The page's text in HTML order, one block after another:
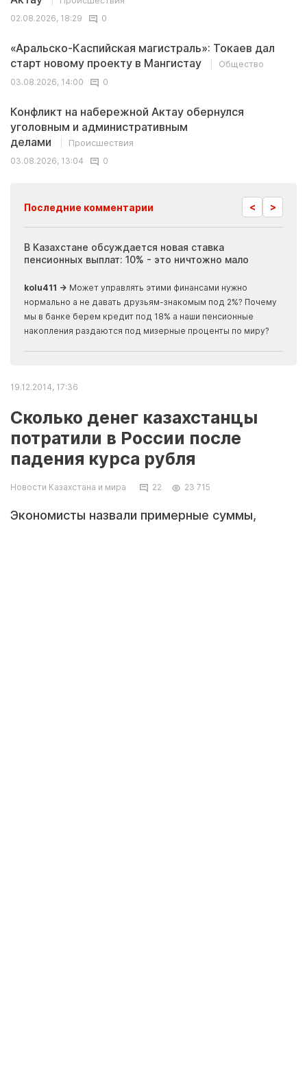
02.08.2026, 18:29
0
«Аральско-Каспийская магистраль»: Токаев дал
старт новому проекту в Мангистау
Общество
03.08.2026, 14:00
0
Конфликт на набережной Актау обернулся
уголовным и административным
делами
Происшествия
03.08.2026, 13:04
0
Последние комментарии < >
В Казахстане обсуждается новая ставка
пенсионных выплат: 10% - это ничтожно мало
kolu411 → Может управлять этими финансами нужно
нормально а не давать друзьям-знакомым под 2%? Почему
мы в банке берем кредит под 18% а наши пенсионные
накопления раздаются под мизерные проценты по миру?
19.12.2014, 17:36
Сколько денег казахстанцы
потратили в России после
падения курса рубля
Новости Казахстана и мира 22 23 715
Экономисты назвали примерные суммы,